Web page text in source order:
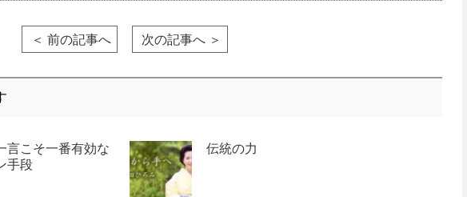
＜ 前の記事へ 次の記事へ ＞
言こそ一番有効な
手段
伝統の力